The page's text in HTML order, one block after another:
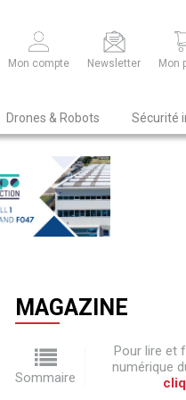
Mon compte Newsletter Mon
Drones & Robots Sécurité
MAGAZINE
Sommaire
Pour lire et
numérique